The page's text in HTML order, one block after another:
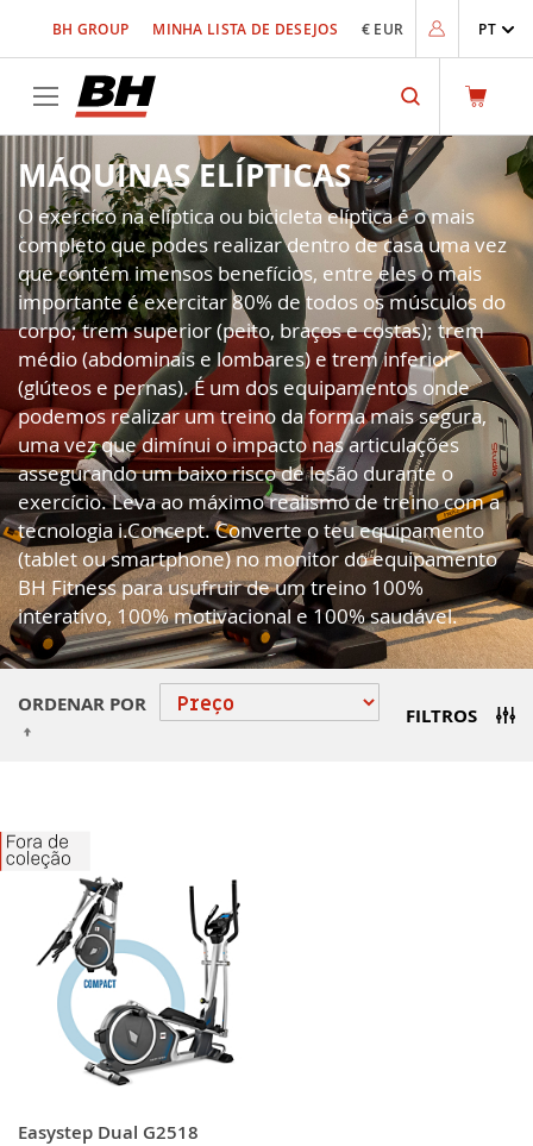
o
Conteúdo
BH GROUP MINHA LISTA DE DESEJOS € EUR PT
Search
MÁQUINAS ELÍPTICAS
O exercíco na elíptica ou bicicleta elíptica é o mais
completo que podes realizar dentro de casa uma vez
que contém imensos benefícios, entre eles o mais
importante é exercitar 80% de todos os músculos do
corpo; trem superior (peito, braços e costas); trem
médio (abdominais e lombares) e trem inferior
(glúteos e pernas). É um dos equipamentos onde
podemos realizar um treino da forma mais segura,
uma vez que dimínui o impacto nas articulações
assegurando um baixo risco de lesão durante o
exercício. Leva ao máximo realismo de treino com a
tecnologia i.Concept. Converte o teu equipamento
(tablet ou smartphone) no monitor do equipamento
BH Fitness para usufruir de um treino 100%
interativo, 100% motivacional e 100% saudável.
ORDENAR POR FILTROS
Easystep Dual G2518